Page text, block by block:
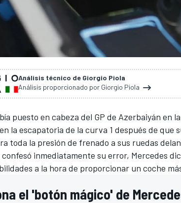
Análisis técnico de Giorgio Piola
Análisis proporcionado por Giorgio Piola
puesto en cabeza del GP de Azerbaiyán en
la escapatoria de la curva 1 después de que
toda la presión de frenado a sus ruedas
inmediatamente su error, Mercedes
a la hora de proporcionar un coche
el 'botón mágico' de